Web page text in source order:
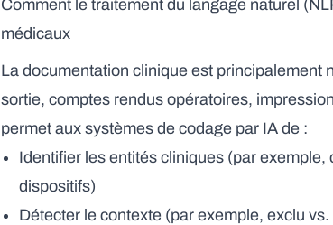
Comment le traitement du langage naturel
médicaux
La documentation clinique est principalement
sortie, comptes rendus opératoires,
permet aux systèmes de codage par IA de :
Identifier les entités cliniques (par
dispositifs)
Détecter le contexte (par exemple, exclu